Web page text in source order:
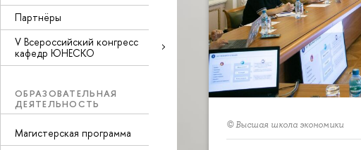
Партнёры
V Всероссийский конгресс
кафедр ЮНЕСКО
ОБРАЗОВАТЕЛЬНАЯ
ДЕЯТЕЛЬНОСТЬ
Магистерская программа
© Высшая школа экономики